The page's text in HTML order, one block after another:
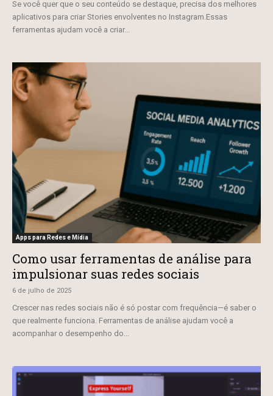
Se você quer que o seu conteúdo se destaque, precisa dos melhores
aplicativos para criar Stories envolventes no Instagram.Essas
ferramentas ajudam você a criar...
Apps para Redes e Mídia
Como usar ferramentas de análise para
impulsionar suas redes sociais
6 de julho de 2025
Crescer nas redes sociais não é só postar com frequência—é saber o
que realmente funciona. Ferramentas de análise ajudam você a
acompanhar o desempenho do...